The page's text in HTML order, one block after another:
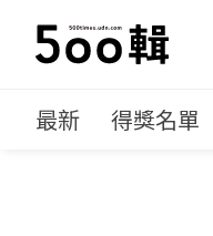
最新 得獎名單